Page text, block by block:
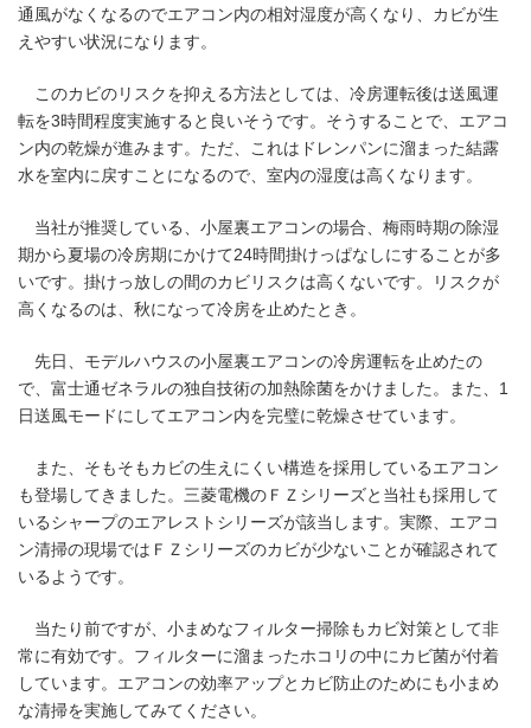
通風がなくなるのでエアコン内の相対湿度が高くなり、カビが生
えやすい状況になります。
このカビのリスクを抑える方法としては、冷房運転後は送風運
転を3時間程度実施すると良いそうです。そうすることで、エアコ
ン内の乾燥が進みます。ただ、これはドレンパンに溜まった結露
水を室内に戻すことになるので、室内の湿度は高くなります。
当社が推奨している、小屋裏エアコンの場合、梅雨時期の除湿
期から夏場の冷房期にかけて24時間掛けっぱなしにすることが多
いです。掛けっ放しの間のカビリスクは高くないです。リスクが
高くなるのは、秋になって冷房を止めたとき。
先日、モデルハウスの小屋裏エアコンの冷房運転を止めたの
で、富士通ゼネラルの独自技術の加熱除菌をかけました。また、1
日送風モードにしてエアコン内を完璧に乾燥させています。
また、そもそもカビの生えにくい構造を採用しているエアコン
も登場してきました。三菱電機のＦＺシリーズと当社も採用して
いるシャープのエアレストシリーズが該当します。実際、エアコ
ン清掃の現場ではＦＺシリーズのカビが少ないことが確認されて
いるようです。
当たり前ですが、小まめなフィルター掃除もカビ対策として非
常に有効です。フィルターに溜まったホコリの中にカビ菌が付着
しています。エアコンの効率アップとカビ防止のためにも小まめ
な清掃を実施してみてください。